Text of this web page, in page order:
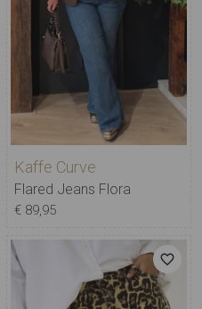
Kaffe Curve
Flared Jeans Flora
€ 89,95